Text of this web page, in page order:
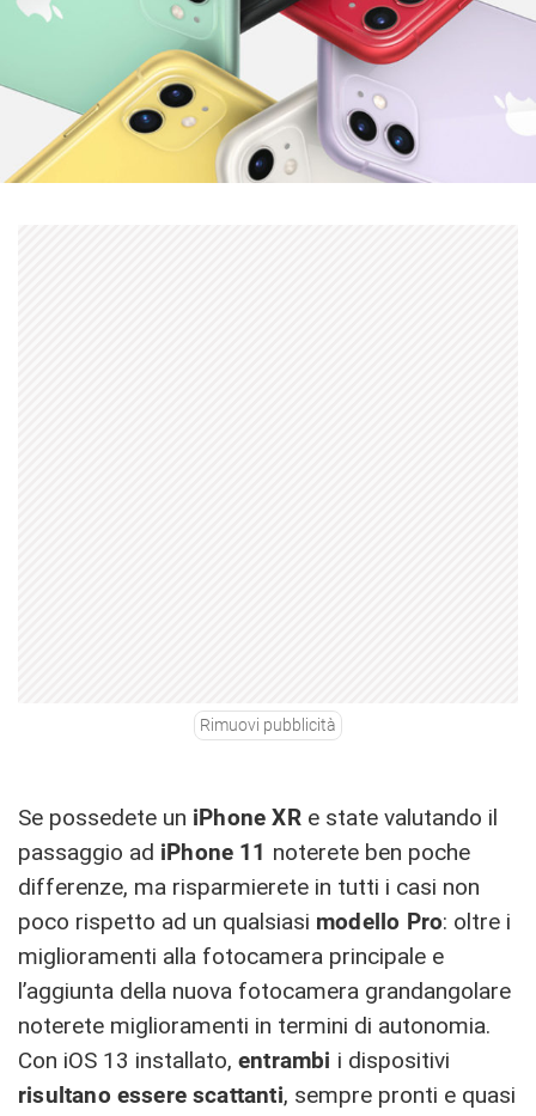
Rimuovi pubblicità
Se possedete un iPhone XRe state valutando il
passaggio ad iPhone 11 noterete ben poche
differenze, ma risparmierete in tutti i casi non
poco rispetto ad un qualsiasi modello Pro: oltre i
miglioramenti alla fotocamera principale e
l’aggiunta della nuova fotocamera grandangolare
noterete miglioramenti in termini di autonomia.
Con iOS 13 installato, entrambi i dispositivi
risultano essere scattanti, sempre pronti e quasi